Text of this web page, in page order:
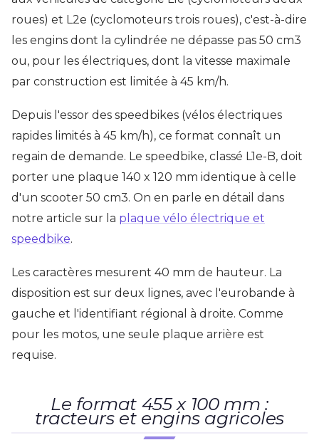
roues) et L2e (cyclomoteurs trois roues), c'est-à-dire
les engins dont la cylindrée ne dépasse pas 50 cm3
ou, pour les électriques, dont la vitesse maximale
par construction est limitée à 45 km/h.
Depuis l'essor des speedbikes (vélos électriques
rapides limités à 45 km/h), ce format connaît un
regain de demande. Le speedbike, classé L1e-B, doit
porter une plaque 140 x 120 mm identique à celle
d'un scooter 50 cm3. On en parle en détail dans
notre article sur la plaque vélo électrique et
speedbike.
Les caractères mesurent 40 mm de hauteur. La
disposition est sur deux lignes, avec l'eurobande à
gauche et l'identifiant régional à droite. Comme
pour les motos, une seule plaque arrière est
requise.
Le format 455 x 100 mm :
tracteurs et engins agricoles